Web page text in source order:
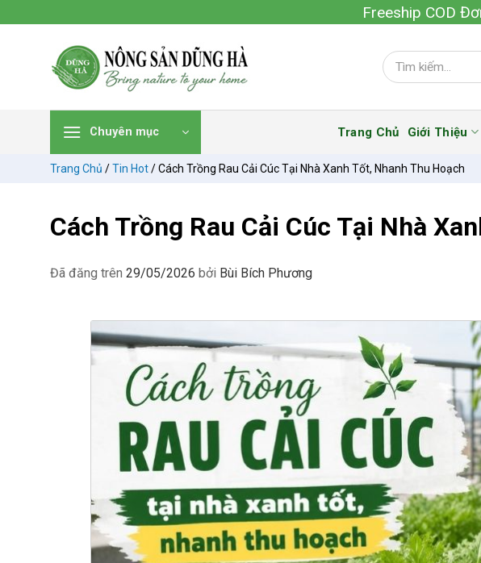
đến
Freeship COD
Chuyên mục Trang Chủ Giới Thiệu
Trang Chủ /Tin Hot/Cách Trồng Rau Cải Cúc Tại Nhà Xanh Tốt, Nhanh Thu Hoạch
Cách Trồng Rau Cải Cúc Tại Nhà
Đã đăng trên 29/05/2026 bởi Bùi Bích Phương